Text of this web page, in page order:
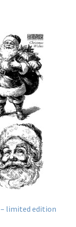
limited edition